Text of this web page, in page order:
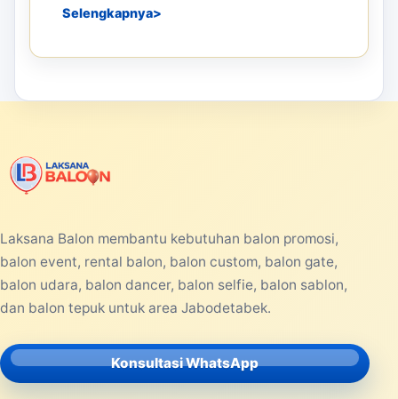
Selengkapnya
Laksana Balon membantu kebutuhan balon promosi,
balon event, rental balon, balon custom, balon gate,
balon udara, balon dancer, balon selfie, balon sablon,
dan balon tepuk untuk area Jabodetabek.
Konsultasi WhatsApp